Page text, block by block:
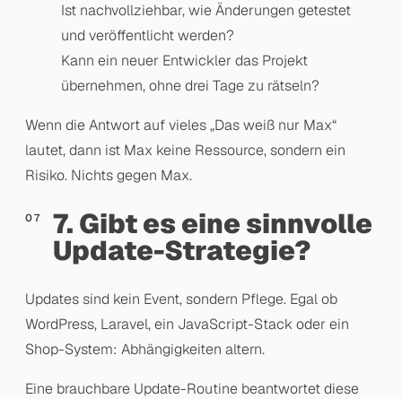
Ist nachvollziehbar, wie Änderungen getestet
und veröffentlicht werden?
Kann ein neuer Entwickler das Projekt
übernehmen, ohne drei Tage zu rätseln?
Wenn die Antwort auf vieles „Das weiß nur Max“
lautet, dann ist Max keine Ressource, sondern ein
Risiko. Nichts gegen Max.
7. Gibt es eine sinnvolle
Update-Strategie?
Updates sind kein Event, sondern Pflege. Egal ob
WordPress, Laravel, ein JavaScript-Stack oder ein
Shop-System: Abhängigkeiten altern.
Eine brauchbare Update-Routine beantwortet diese